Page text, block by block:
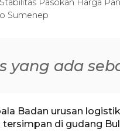
Pasokan Harga
Sumenep
yang ada
Badan urusan
di gudang